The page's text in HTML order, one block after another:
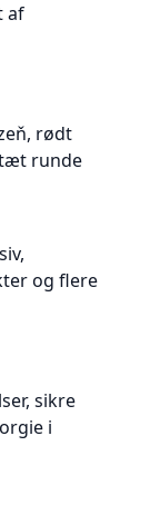
af
rødt
runde
og flere
sikre
i